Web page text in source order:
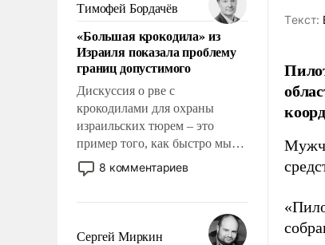
Тимофей Бордачёв
«Большая крокодила» из
Израиля показала проблему
границ допустимого
Дискуссия о рве с
крокодилами для охраны
израильских тюрем – это
пример того, как быстро мы
двигаемся по пути
революционных изменений.
псевдонаучной фантастики,
8 комментариев
Сергей Миркин
Tекст: